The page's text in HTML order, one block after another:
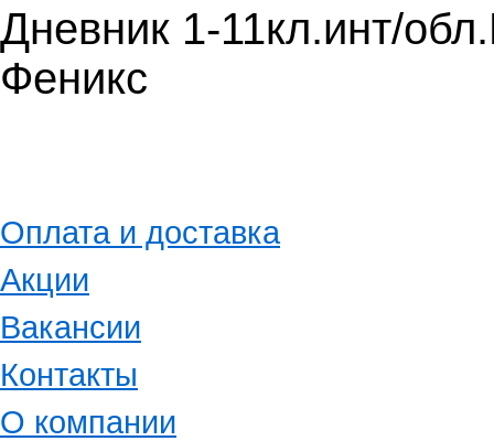
Дневник 1-11кл.инт/
Феникс
Оплата и доставка
Акции
Вакансии
Контакты
О компании